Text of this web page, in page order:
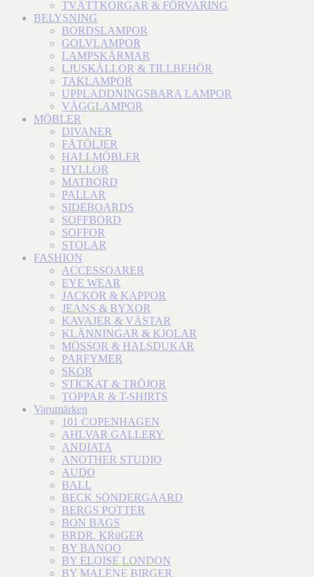
TVÄTTKORGAR & FÖRVARING
BELYSNING
BORDSLAMPOR
GOLVLAMPOR
LAMPSKÄRMAR
LJUSKÄLLOR & TILLBEHÖR
TAKLAMPOR
UPPLADDNINGSBARA LAMPOR
VÄGGLAMPOR
MÖBLER
DIVANER
FÅTÖLJER
HALLMÖBLER
HYLLOR
MATBORD
PALLAR
SIDEBOARDS
SOFFBORD
SOFFOR
STOLAR
FASHION
ACCESSOARER
EYE WEAR
JACKOR & KAPPOR
JEANS & BYXOR
KAVAJER & VÄSTAR
KLÄNNINGAR & KJOLAR
MÖSSOR & HALSDUKAR
PARFYMER
SKOR
STICKAT & TRÖJOR
TOPPAR & T-SHIRTS
Varumärken
101 COPENHAGEN
AHLVAR GALLERY
ANDIATA
ANOTHER STUDIO
AUDO
BALL
BECK SÖNDERGAARD
BERGS POTTER
BON BAGS
BRDR. KRüGER
BY BANOO
BY ELOISE LONDON
BY MALENE BIRGER